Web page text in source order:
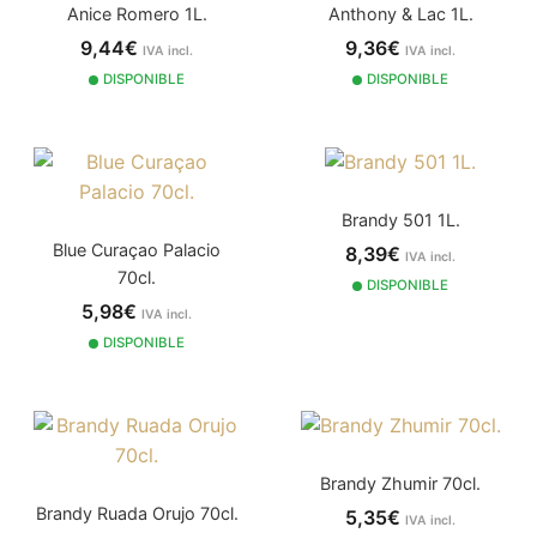
Anice Romero 1L.
9,44€ IVA incl.
DISPONIBLE
Anthony & Lac 1L.
9,36€ IVA incl.
DISPONIBLE
Blue Curaçao Palacio
70cl.
5,98€ IVA incl.
DISPONIBLE
Brandy 501 1L.
8,39€ IVA incl.
DISPONIBLE
Brandy Ruada Orujo 70cl.
Brandy Zhumir 70cl.
5,35€ IVA incl.